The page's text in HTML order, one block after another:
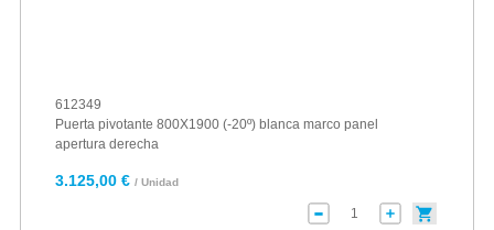
612349
Puerta pivotante 800X1900 (-20º) blanca marco panel
apertura derecha
3.125,00 € / Unidad